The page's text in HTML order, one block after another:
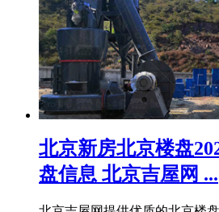
北京新房北京楼盘
盘信息 北京吉屋网 ...